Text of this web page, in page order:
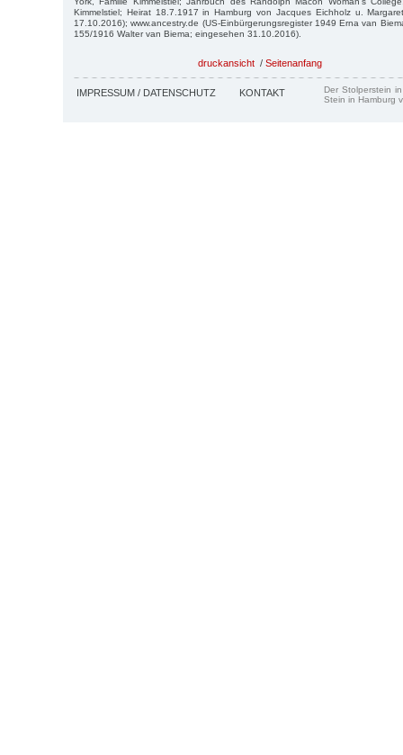
Kimmelstiel; Heirat 18.7.1917 in Hamburg von Jacques Eichholz u.
17.10.2016); www.ancestry.de (US-Einbürgerungsregister 1949 Erna van
155/1916 Walter van Biema; eingesehen 31.10.2016).
druckansicht / Seitenanfang
IMPRESSUM / DATENSCHUTZ KONTAKT
Der Stolperstein
Stein in Hamburg